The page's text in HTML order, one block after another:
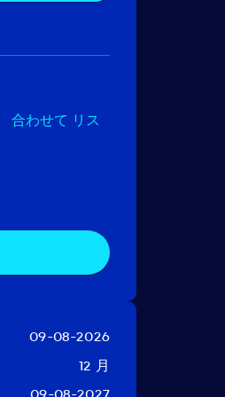
合わせて リス
09-08-2026
12 月